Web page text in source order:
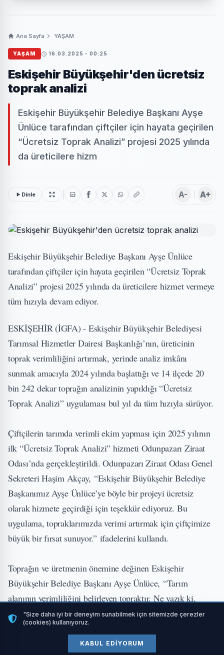
Ana Sayfa YAŞAM
YAŞAM 16.03.2025 - 00:25
Eskişehir Büyükşehir'den ücretsiz
toprak analizi
Eskişehir Büyükşehir Belediye Başkanı Ayşe
Ünlüce tarafından çiftçiler için hayata geçirilen
“Ücretsiz Toprak Analizi” projesi 2025 yılında
da üreticilere hizm
Dinle A- A+
Eskişehir Büyükşehir Belediye Başkanı Ayşe Ünlüce
tarafından çiftçiler için hayata geçirilen “Ücretsiz Toprak
Analizi” projesi 2025 yılında da üreticilere hizmet vermeye
tüm hızıyla devam ediyor.
ESKİŞEHİR (İGFA) - Eskişehir Büyükşehir Belediyesi
Tarımsal Hizmetler Dairesi Başkanlığı’nın, üreticinin
toprak verimliliğini artırmak, yerinde analiz imkânı
sunmak amacıyla 2024 yılında başlattığı ve 14 ilçede 20
bin 242 dekar toprağın analizinin yapıldığı “Ücretsiz
Toprak Analizi” uygulaması bul yıl da tüm hızıyla sürüyor.
Çiftçilerin tarımda verimli ekim yapması için 2025 yılının
ilk “Ücretsiz Toprak Analizi” hizmeti Odunpazarı Ziraat
Odası’nda gerçekleştirildi. Odunpazarı Ziraat Odası Genel
Sekreteri Haşim Akçay, “Eskişehir Büyükşehir Belediye
Başkanımız Ayşe Ünlüce’ye böyle bir projeyi ücretsiz
olarak hizmete geçirdiği için teşekkür ediyoruz. Bu
uygulama, topraklarımızda verimi artırmak için çiftçimize
büyük bir fırsat sunuyor.” ifadelerini kullandı.
Toprağın ve üretmenin önemine değinen Eskişehir
Büyükşehir Belediye Başkanı Ayşe Ünlüce, “Tarım
alanının verimliliğini belirleyen topraktır. Ne yazık ki,
toprağımızın ihtiyaçlarını doğru bir şekilde bilmeden
yapılan tarım, yalnızca verimi düşürmekle kalmaz, aynı
zamanda kaynakların israfına da yol açar. Bu noktada,
"Size daha iyi bir deneyim sunabilmek için sitemizde çerezler
(cookies) kullanıyoruz.
KABUL EDIYORUM